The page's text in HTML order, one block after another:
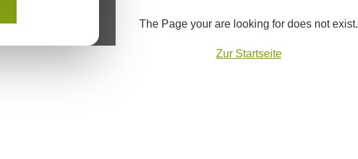
The Page your are looking for does not exist.
Zur Startseite